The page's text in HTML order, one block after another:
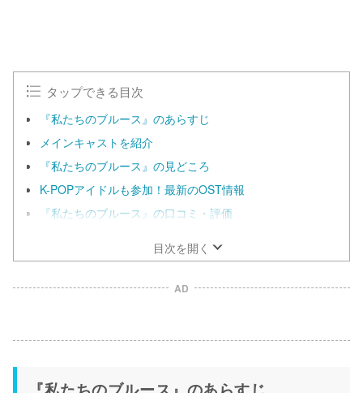
タップできる目次
『私たちのブルース』のあらすじ
メインキャストを紹介
『私たちのブルース』の見どころ
K-POPアイドルも参加！最新のOST情報
『私たちのブルース』の口コミ・評価
目次を開く
AD